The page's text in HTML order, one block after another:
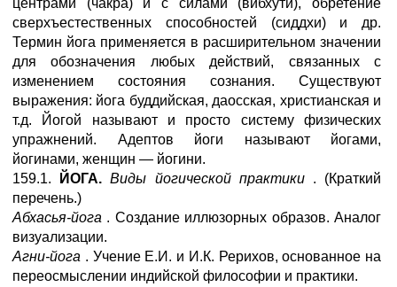
центрами (чакра) и с силами (вибхути), обретение
сверхъестественных способностей (сиддхи) и др.
Термин йога применяется в расширительном значении
для обозначения любых действий, связанных с
изменением состояния сознания. Существуют
выражения: йога буддийская, даосская, христианская и
т.д. Йогой называют и просто систему физических
упражнений. Адептов йоги называют йогами,
йогинами, женщин — йогини.
159.1.
ЙОГА.Виды йогической практики . (Краткий
перечень.)
Абхасья-йога . Создание иллюзорных образов. Аналог
визуализации.
Агни-йога . Учение Е.И. и И.К. Рерихов, основанное на
переосмыслении индийской философии и практики.